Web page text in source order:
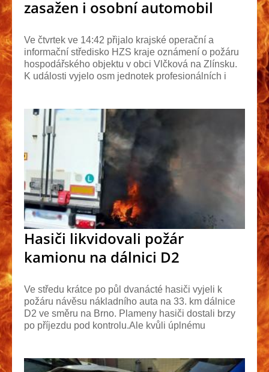
zasažen i osobní automobil
Ve čtvrtek ve 14:42 přijalo krajské operační a
informační středisko HZS kraje oznámení o požáru
hospodářského objektu v obci Vlčková na Zlínsku.
K události vyjelo osm jednotek profesionálních i
Hasiči likvidovali požár
kamionu na dálnici D2
Ve středu krátce po půl dvanácté hasiči vyjeli k
požáru návěsu nákladního auta na 33. km dálnice
D2 ve směru na Brno. Plameny hasiči dostali brzy
po příjezdu pod kontrolu.Ale kvůli úplnému